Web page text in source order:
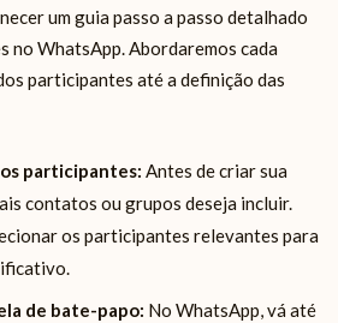
um guia passo a passo detalhado
no WhatsApp. Abordaremos cada
participantes até a definição das
os participantes: Antes de criar sua
contatos ou grupos deseja incluir.
os participantes relevantes para
de bate-papo: No WhatsApp, vá até